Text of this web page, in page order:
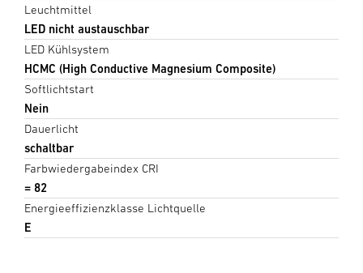
Leuchtmittel
LED nicht austauschbar
LED Kühlsystem
HCMC (High Conductive Magnesium Composite)
Softlichtstart
Nein
Dauerlicht
schaltbar
Farbwiedergabeindex CRI
= 82
Energieeffizienzklasse Lichtquelle
E